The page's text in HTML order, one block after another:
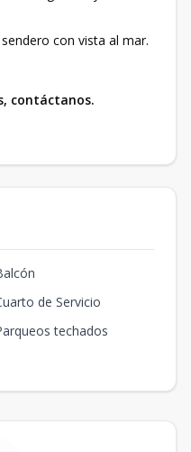
con vista al mar.
contáctanos.
de Servicio
techados